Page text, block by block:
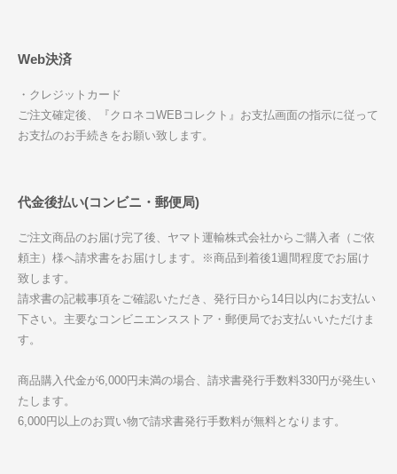
Web決済
・クレジットカード
ご注文確定後、『クロネコWEBコレクト』お支払画面の指示に従って
お支払のお手続きをお願い致します。
代金後払い(コンビニ・郵便局)
ご注文商品のお届け完了後、ヤマト運輸株式会社からご購入者（ご依
頼主）様へ請求書をお届けします。※商品到着後1週間程度でお届け
致します。
請求書の記載事項をご確認いただき、発行日から14日以内にお支払い
下さい。主要なコンビニエンスストア・郵便局でお支払いいただけま
す。
商品購入代金が6,000円未満の場合、請求書発行手数料330円が発生い
たします。
6,000円以上のお買い物で請求書発行手数料が無料となります。